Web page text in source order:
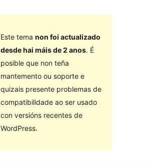
Este tema non foi actualizado
desde hai máis de 2 anos. É
posible que non teña
mantemento ou soporte e
quizais presente problemas de
compatibilidade ao ser usado
con versións recentes de
WordPress.